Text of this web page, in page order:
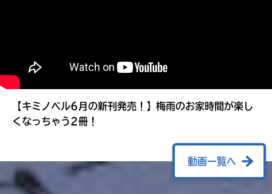
【キミノベル6月の新刊発売！】梅雨のお家時間が楽し
くなっちゃう2冊！
動画一覧へ